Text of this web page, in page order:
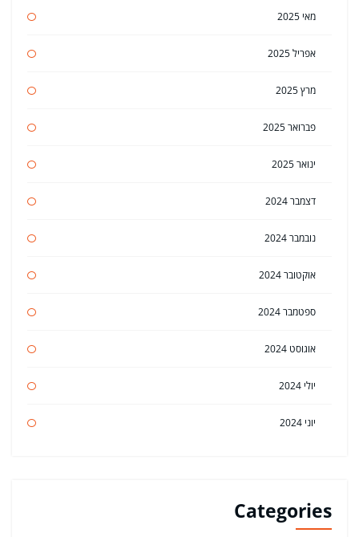
מאי 2025
אפריל 2025
מרץ 2025
פברואר 2025
ינואר 2025
דצמבר 2024
נובמבר 2024
אוקטובר 2024
ספטמבר 2024
אוגוסט 2024
יולי 2024
יוני 2024
Categories